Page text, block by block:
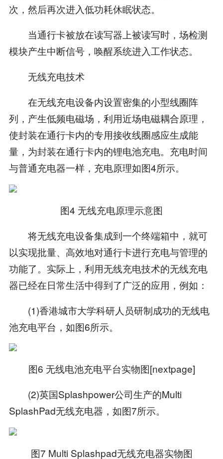
次，然后再次进入低功耗休眠状态。
当通行卡被放在读写器上被读写时，场检测
模块产生中断信号，唤醒系统进入工作状态。
无线充电技术
在无线充电设备内设置密集的小型线圈阵
列，产生低频电磁场，利用近场电磁耦合原理，
使封装在通行卡内的专用接收线圈感应生成能
量，为封装在通行卡内的锂电池充电。充电时间
与普通充电器一样，充电原理如图4所示。
图4 无线充电原理示意图
将无线充电设备集成到一个终端箱中，就可
以实现批量、高效地对通行卡进行充电与管理的
功能了。实际上，利用无线充电技术的无线充电
器已经在日常生活中得到了广泛的应用，例如：
(1)香港城市大学科研人员研制成功的无线电
池充电平台，如图6所示。
图6 无线电池充电平台实物图[nextpage]
(2)英国Splashpower公司生产的Multi
SplashPad无线充电器，如图7所示。
图7 Multi Splashpad无线充电器实物图